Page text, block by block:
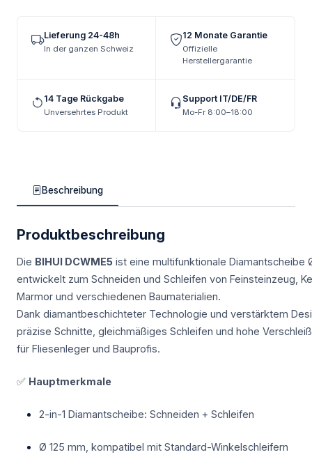
Lieferung 24-48h
In der ganzen Schweiz
12 Monate Garantie
Offizielle
Herstellergarantie
14 Tage Rückgabe
Unversehrtes Produkt
Support IT/DE/FR
Mo-Fr 8:00–18:00
Beschreibung
Produktbeschreibung
Die BIHUI DCWME5 ist eine multifunktionale Diamantscheibe
entwickelt zum Schneiden und Schleifen von Feinsteinzeug,
Marmor und verschiedenen Baumaterialien.
Dank diamantbeschichteter Technologie und verstärktem
präzise Schnitte, gleichmäßiges Schleifen und hohe
für Fliesenleger und Bauprofis.
✅ Hauptmerkmale
2-in-1 Diamantscheibe: Schneiden + Schleifen
Ø 125 mm, kompatibel mit Standard-Winkelschleifern